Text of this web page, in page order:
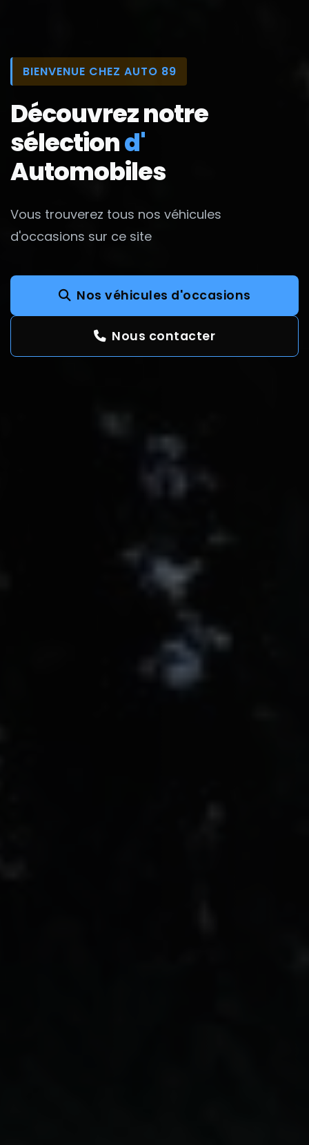
BIENVENUE CHEZ AUTO 89
Découvrez notre
sélectiond'
Automobiles
Vous trouverez tous nos véhicules
d'occasions sur ce site
Nos véhicules d'occasions
Nous contacter